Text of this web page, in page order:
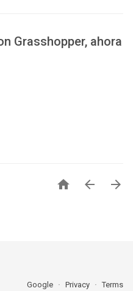
Grasshopper, ahora
  
Google Privacy Terms